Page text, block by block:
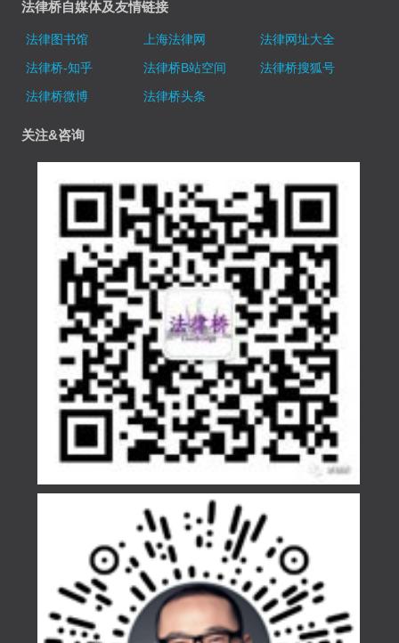
法律桥自媒体及友情链接
法律图书馆 上海法律网
法律网址大全
法律桥-知乎
法律桥B站空间
法律桥搜狐号
法律桥微博
法律桥头条
关注&咨询